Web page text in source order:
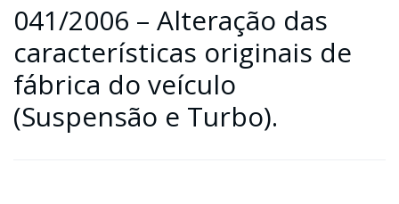
041/2006 – Alteração das
características originais de
fábrica do veículo
(Suspensão e Turbo).